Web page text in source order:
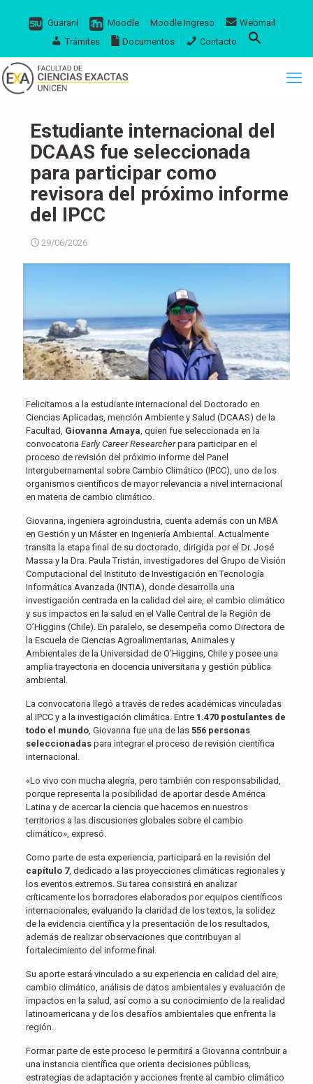
Guaraní Moodle Moodle Ingreso
Webmail
Trámites
Documentos Contacto
Estudiante internacional del
DCAAS fue seleccionada
para participar como
revisora del próximo informe
del IPCC
29/06/2026
Felicitamos a la estudiante internacional del Doctorado en
Ciencias Aplicadas, mención Ambiente y Salud (DCAAS) de la
Facultad, Giovanna Amaya , quien fue seleccionada en la
convocatoria Early Career Researcherpara participar en el
proceso de revisión del próximo informe del Panel
Intergubernamental sobre Cambio Climático (IPCC), uno de los
organismos científicos de mayor relevancia a nivel internacional
en materia de cambio climático.
Giovanna, ingeniera agroindustria, cuenta además con un MBA
en Gestión y un Máster en Ingeniería Ambiental. Actualmente
transita la etapa final de su doctorado, dirigida por el Dr. José
Massa y la Dra. Paula Tristán, investigadores del Grupo de Visión
Computacional del Instituto de Investigación en Tecnología
Informática Avanzada (INTIA), donde desarrolla una
investigación centrada en la calidad del aire, el cambio climático
y sus impactos en la salud en el Valle Central de la Región de
O’Higgins (Chile). En paralelo, se desempeña como Directora de
la Escuela de Ciencias Agroalimentarias, Animales y
Ambientales de la Universidad de O’Higgins, Chile y posee una
amplia trayectoria en docencia universitaria y gestión pública
ambiental.
La convocatoria llegó a través de redes académicas vinculadas
al IPCC y a la investigación climática. Entre 1.470 postulantes de
todo el mundo, Giovanna fue una de las 556 personas
seleccionadaspara integrar el proceso de revisión científica
internacional.
«Lo vivo con mucha alegría, pero también con responsabilidad,
porque representa la posibilidad de aportar desde América
Latina y de acercar la ciencia que hacemos en nuestros
territorios a las discusiones globales sobre el cambio
climático», expresó.
Como parte de esta experiencia, participará en la revisión del
capítulo 7, dedicado a las proyecciones climáticas regionales y
los eventos extremos. Su tarea consistirá en analizar
críticamente los borradores elaborados por equipos científicos
internacionales, evaluando la claridad de los textos, la solidez
de la evidencia científica y la presentación de los resultados,
además de realizar observaciones que contribuyan al
fortalecimiento del informe final.
Su aporte estará vinculado a su experiencia en calidad del aire,
cambio climático, análisis de datos ambientales y evaluación de
impactos en la salud, así como a su conocimiento de la realidad
latinoamericana y de los desafíos ambientales que enfrenta la
región.
Formar parte de este proceso le permitirá a Giovanna contribuir a
una instancia científica que orienta decisiones públicas,
estrategias de adaptación y acciones frente al cambio climático